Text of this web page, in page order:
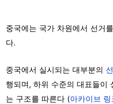
중국에는 국가 차원에서 선거
다.
중국에서 실시되는 대부분의
행되며, 하위 수준의 대표들이
는 구조를 따른다 (아카이브 링